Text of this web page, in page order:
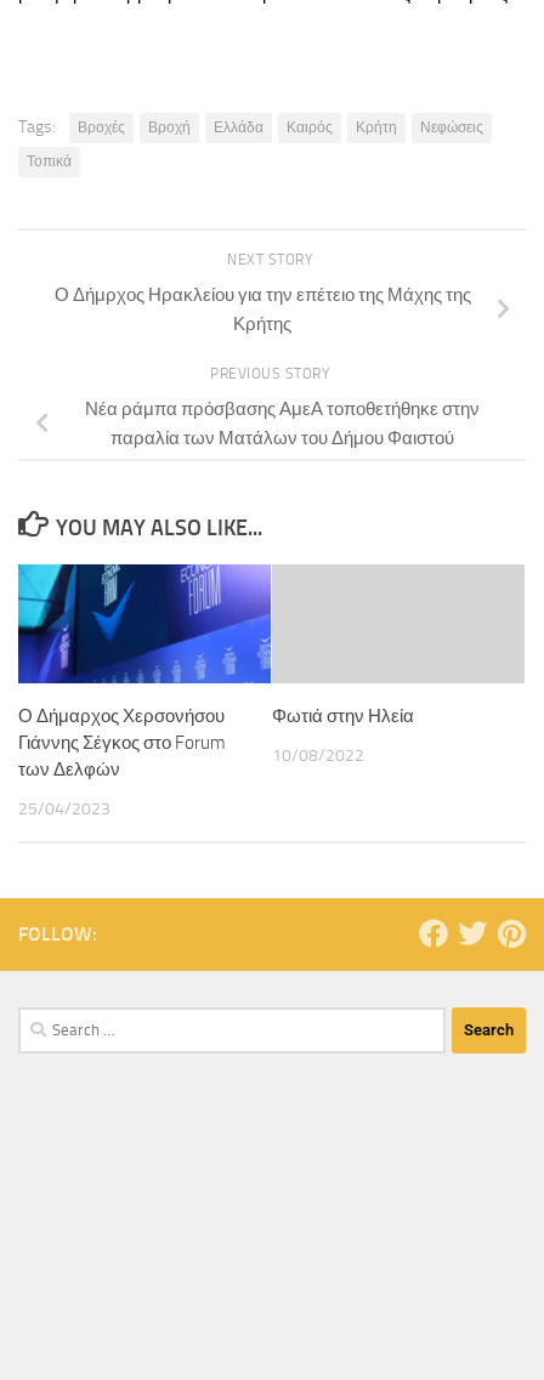
Tags: Βροχές Βροχή Ελλάδα Καιρός Κρήτη
Νεφώσεις
Τοπικά
NEXT STORY
Ο Δήμρχος Ηρακλείου για την επέτειο της Μάχης της
Κρήτης
PREVIOUS STORY
Νέα ράμπα πρόσβασης ΑμεΑ τοποθετήθηκε στην
παραλία των Ματάλων του Δήμου Φαιστού
YOU MAY ALSO LIKE...
Ο Δήμαρχος Χερσονήσου
Γιάννης Σέγκος στο Forum
των Δελφών
25/04/2023
Φωτιά στην Ηλεία
10/08/2022
FOLLOW: